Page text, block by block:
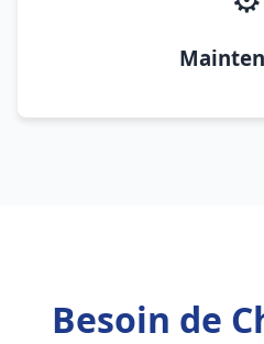
Besoin de